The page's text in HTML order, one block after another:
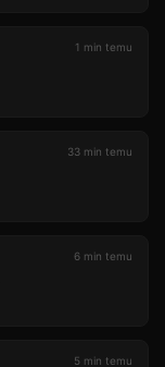
1 min temu
33 min temu
6 min temu
5 min temu